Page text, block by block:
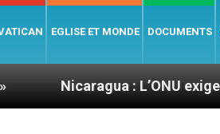
EGLISE ET MONDE DOCUMENTS
: L’ONU exige des